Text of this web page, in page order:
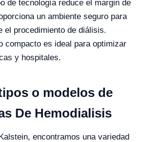
de tecnología reduce el margin de
un ambiente seguro para
el procedimiento de diálisis.
compacto es ideal para optimizar
y hospitales.
o modelos de
De Hemodialisis
encontramos una variedad